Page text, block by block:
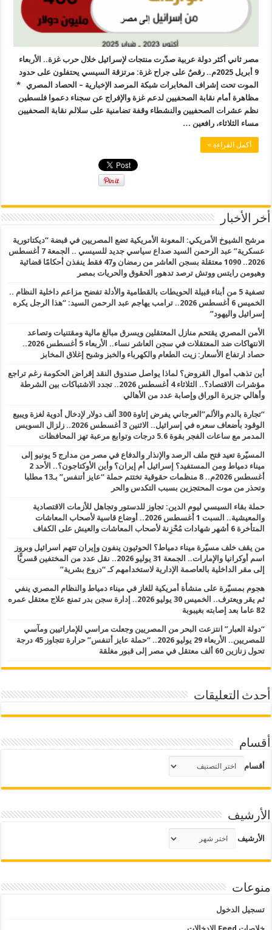
مصر ثاني أكثر دولة عربية صدّرت منتجات لإسرائيل خلال حرب غزة.. الأربعاء
9 أبريل 2025م.. رقصٌ على جراح غزة: مرتزقة السيسي يحتفلون على حدود
الموت تحت إشراف المخابرات شبكة المرصد الإخبارية – الحصاد المصري *
مظاهرة أمام نقابة الصحفيين لدعم غزة والإفراج عن سجناء دعموا فلسطين
نظم عشرات الصحفيين والنشطاء وقفة تضامنية على سلالم نقابة الصحفيين
مساء الثلاثاء، رافعين …
أكمل القراءة »
أخر الأخبار
مرشح الشيوخ الأمريكي: المعونة الأمريكية تضع المصريين في قبضة “ديكتاتورية
عسكرية” عبد الرحمن السيد صداع سياسي جديد للسيسي .. الجمعة 7 أغسطس
2026.. 1090 معتقلة بسجن العاشر من رمضان و47 فقط ينفذن أحكامًا قضائية
وهيومن رايتس ووتش ترصد تدهور الحقوق والحريات بمصر
تصفية 5 من أبناء قبيلة الحويطات بالقطامية والأدلة تفضح مزاعم داخلية النظام ..
الخميس 6 أغسطس 2026.. ترامب يهاجم عبد الرحمن السيد: “هذا الرجل يكره
إسرائيل واليهود”
الأمن المصري يقتحم منازل المعتقلين ويسرق مبالغ مالية ومقتنيات وتصاعد
الانتهاكات ضد المعتقلات في سجن العاشر نساء.. الأربعاء 5 أغسطس 2026..
حصاد ارتفاع الأسعار: زيت الطعام والكهرباء والخبز وشبح إغلاق المخابز
أين تذهب أموال القروض؟ لماذا يواصل صندوق النقد إقراض الحكومة رغم تراجع
مؤشرات الاقتصاد؟.. الثلاثاء 4 أغسطس 2026.. تجدد الاشتباكات بين الشرطة
وأهالي جزيرة الوراق وإصابة عدد من الأهالي
“تجارة بالدم والألم”العرجاني يفرض إتاوة 300 ألف دولار لإدخال أدوية لغزة ويبيع
الوقود بأضعاف سعره في إسرائيل.. الاثنين 3 أغسطس 2026.. زلزال السويس
المدمر مع ساعات الفجر بقوة 5.6 درجات وتوابع مرعبة تهز المحافظات
المسيّرة تعيد فتح ملف الرصد والإنذار والدفاع في مصر من مدارج 5 يونيو إلى
ميناء دمياط ومن المستفيد؟ إسرائيل أم إيران؟ وأين الأوكتاجون؟.. الأحد 2
أغسطس 2026م.. 8 منظمات حقوقية تختتم حملة “عايز أتنفس” بـ13 مطلبا
وتحذر من موت المحتجزين بسبب التكدس والحر
حملة بقاء السيسي ليوم الدين: تجاوز للدستور وتجاهل للأزمات الاقتصادية
والمعيشية.. السبت 1 أغسطس 2026.. أوضاع قاسية لأصحاب المعاشات
المتأخرة 6 أشهر شهادات مُحْزِنة لأصحاب المعاشات والعيش على الكفاف
من يقف خلف مسيّرة ميناء دمياط؟ الحوثيون ينفون وإيران تتهم اسرائيل وبروز
اسم أوكرانيا والإمارات.. الجمعة 31 يوليو 2026.. نقل عدد من المختفين قسريًّا
إلى مقر الداخلية بالعاصمة الإدارية لاستخدامهم كـ “دروع بشرية”
هجوم بمسيّرة على منشأة أمريكية للغاز في ميناء دمياط والنظام المصري ينفي
ثم يقر ويعترف.. الخميس 30 يوليو 2026.. إدارة سجن بدر تمنع علاج معتقل عمره
82 عاما بعد إصابته بغيبوبة
“دولة العبار” انتزعت البحر من المصريين وجعلت مراسي للإماراتيين ومآسي
للمصريين.. الأربعاء 29 يوليو 2026.. “حملة عايز أتنفس” حرارة تتجاوز 45 درجة
تحول زنازين 60 ألف معتقل في مصر إلى قبور مغلقة
أحدث التعليقات
أقسام
أقسام
الأرشيف
الأرشيف
منوعات
تسجيل الدخول